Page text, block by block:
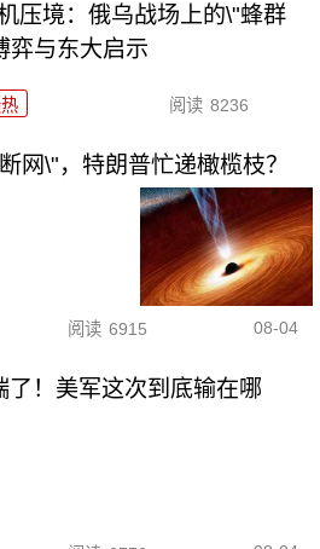
压境：俄乌战场上的\"蜂群
弈与东大启示
阅读 8236
网\"，特朗普忙递橄榄枝？
阅读 6915 08-04
了！美军这次到底输在哪